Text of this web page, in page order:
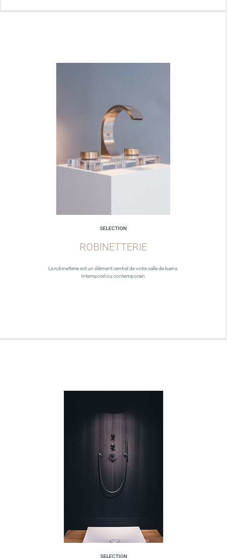
SELECTION
ROBINETTERIE
La robinetterie est un élément central de votre salle de bains.
Intemporel ou contemporain
SELECTION